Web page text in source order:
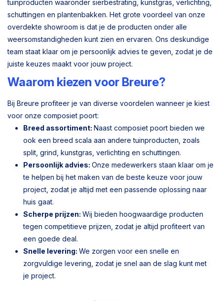
tuinproducten waaronder sierbestrating, kunstgras, verlichting,
schuttingen en plantenbakken. Het grote voordeel van onze
overdekte showroom is dat je de producten onder alle
weersomstandigheden kunt zien en ervaren. Ons deskundige
team staat klaar om je persoonlijk advies te geven, zodat je de
juiste keuzes maakt voor jouw project.
Waarom kiezen voor Breure?
Bij Breure profiteer je van diverse voordelen wanneer je kiest
voor onze composiet poort:
Breed assortiment: Naast composiet poort bieden we
ook een breed scala aan andere tuinproducten, zoals
split, grind, kunstgras, verlichting en schuttingen.
Persoonlijk advies: Onze medewerkers staan klaar om je
te helpen bij het maken van de beste keuze voor jouw
project, zodat je altijd met een passende oplossing naar
huis gaat.
Scherpe prijzen: Wij bieden hoogwaardige producten
tegen competitieve prijzen, zodat je altijd profiteert van
een goede deal.
Snelle levering: We zorgen voor een snelle en
zorgvuldige levering, zodat je snel aan de slag kunt met
je project.